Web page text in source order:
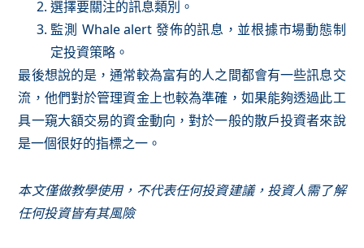
選擇要關注的訊息類別。
監測 Whale alert 發佈的訊息，並根據市場動態制
定投資策略。
最後想說的是，通常較為富有的人之間都會有一些訊息交
流，他們對於管理資金上也較為準確，如果能夠透過此工
具一窺大額交易的資金動向，對於一般的散戶投資者來說
是一個很好的指標之一。
本文僅做教學使用，不代表任何投資建議，投資人需了解
任何投資皆有其風險